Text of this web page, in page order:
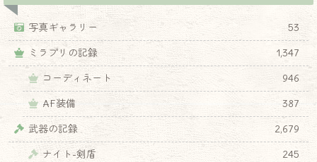
写真ギャラリー
53
ミラプリの記録
1,347
コーディネート
946
AF装備
387
武器の記録
2,679
ナイト-剣盾
245